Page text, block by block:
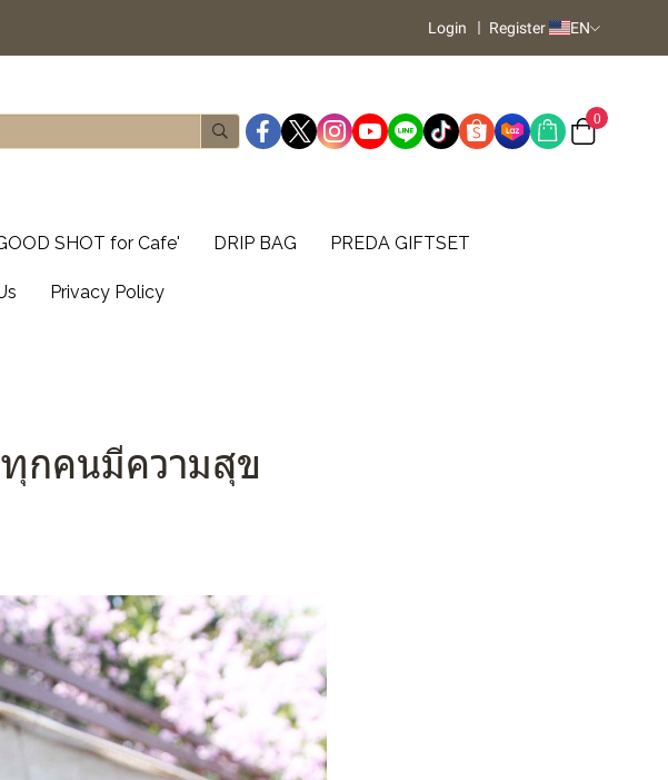
Login Register EN
0
SHOT for Cafe' DRIP BAG PREDA GIFTSET
Privacy Policy
กคนมีความสุข